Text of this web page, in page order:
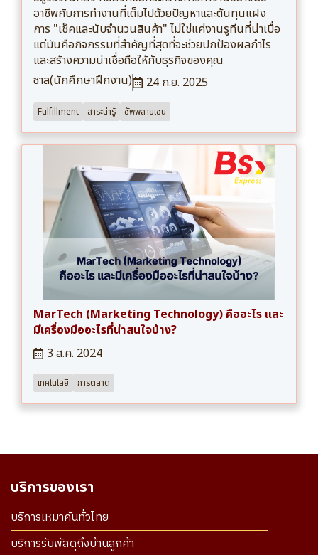
อาชีพกับการทำงานที่เต็มไปด้วยปัญหาและต้นทุนแฝง
การ "เช็คและนับจำนวนสินค้า" ไม่ใช่แค่งานรูทีนที่น่าเบื่อ
แต่มันคือกิจกรรมที่สำคัญที่สุดที่จะช่วยปกป้องผลกำไร
และสร้างความน่าเชื่อถือให้กับธุรกิจของคุณ
ซาล(นักศึกษาฝึกงาน)
24 ก.ย. 2025
Fulfillment สาระน่ารู้ ซัพพลายเชน
MarTech (Marketing Technology) คืออะไร และ
มีเครื่องมืออะไรที่น่าสนใจบ้าง?
3 ส.ค. 2024
เทคโนโลยี การตลาด
บริการของเรา
บริการเหมาคันทั่วไทย
บริการรับพัสดุถึงบ้านลูกค้า